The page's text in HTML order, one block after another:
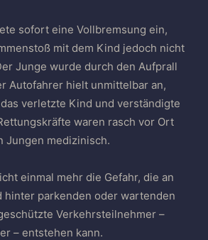
sofort eine Vollbremsung ein,
mit dem Kind jedoch nicht
Junge wurde durch den Aufprall
Autofahrer hielt unmittelbar an,
verletzte Kind und verständigte
waren rasch vor Ort
Jungen medizinisch.
einmal mehr die Gefahr, die an
hinter parkenden oder wartenden
Verkehrsteilnehmer –
– entstehen kann.